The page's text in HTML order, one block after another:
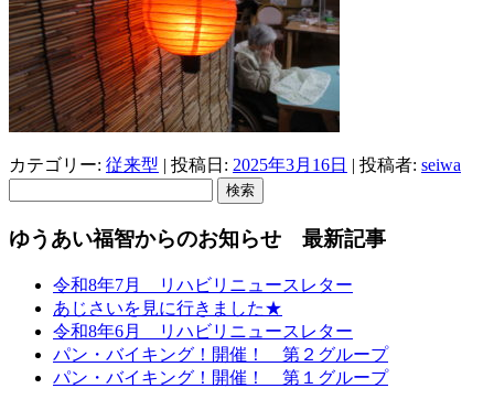
カテゴリー: 従来型 | 投稿日: 2025年3月16日 | 投稿者: seiwa
ゆうあい福智からのお知らせ 最新記事
令和8年7月 リハビリニュースレター
あじさいを見に行きました★
令和8年6月 リハビリニュースレター
パン・バイキング！開催！ 第２グループ
パン・バイキング！開催！ 第１グループ